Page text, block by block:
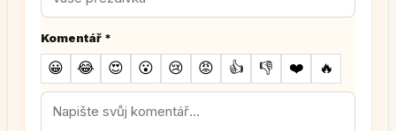
Komentář *
😀 😂 😍 😮 😢 😡 👍 👎 ❤️ 🔥